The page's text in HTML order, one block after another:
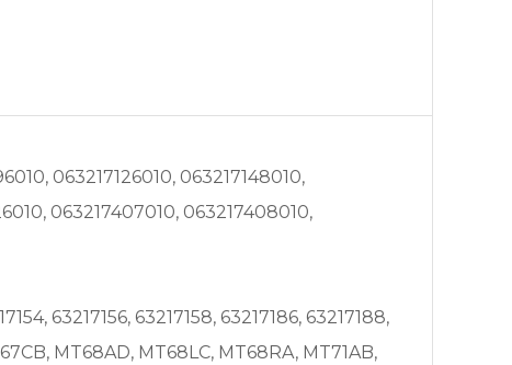
063217126010, 063217148010,
063217407010, 063217408010,
63217156, 63217158, 63217186, 63217188,
MT68AD, MT68LC, MT68RA, MT71AB,